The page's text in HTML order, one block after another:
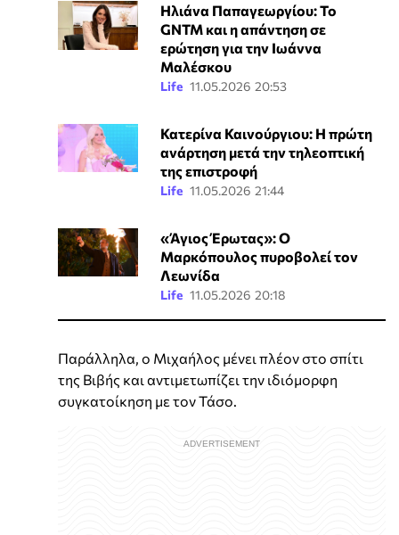
Ηλιάνα Παπαγεωργίου: Το
GNTM και η απάντηση σε
ερώτηση για την Ιωάννα
Μαλέσκου
Life 11.05.2026 20:53
Κατερίνα Καινούργιου: Η πρώτη
ανάρτηση μετά την τηλεοπτική
της επιστροφή
Life 11.05.2026 21:44
«Άγιος Έρωτας»: Ο
Μαρκόπουλος πυροβολεί τον
Λεωνίδα
Life 11.05.2026 20:18
Παράλληλα, ο Μιχαήλος μένει πλέον στο σπίτι
της Βιβής και αντιμετωπίζει την ιδιόμορφη
συγκατοίκηση με τον Τάσο.